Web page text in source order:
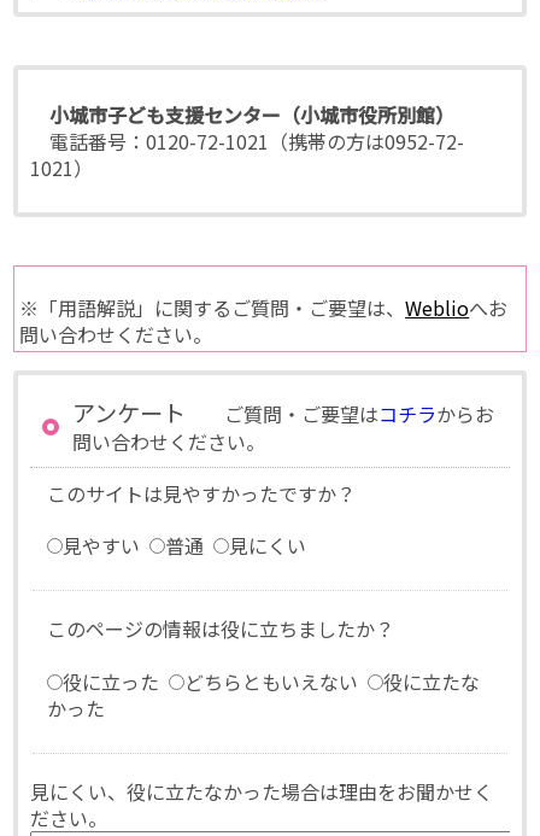
小城市子ども支援センター（小城市役所別館）
電話番号：0120-72-1021（携帯の方は0952-72-
1021）
※「用語解説」に関するご質問・ご要望は、Weblioへお
問い合わせください。
アンケート ご質問・ご要望はコチラからお
問い合わせください。
このサイトは見やすかったですか？
見やすい
普通 見にくい
このページの情報は役に立ちましたか？
役に立った
どちらともいえない
役に立たな
かった
見にくい、役に立たなかった場合は理由をお聞かせく
ださい。